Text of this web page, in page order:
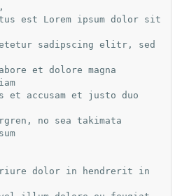
est Lorem ipsum dolor sit
sadipscing elitr, sed
et dolore magna
et accusam et justo duo
no sea takimata
iriure dolor in hendrerit in